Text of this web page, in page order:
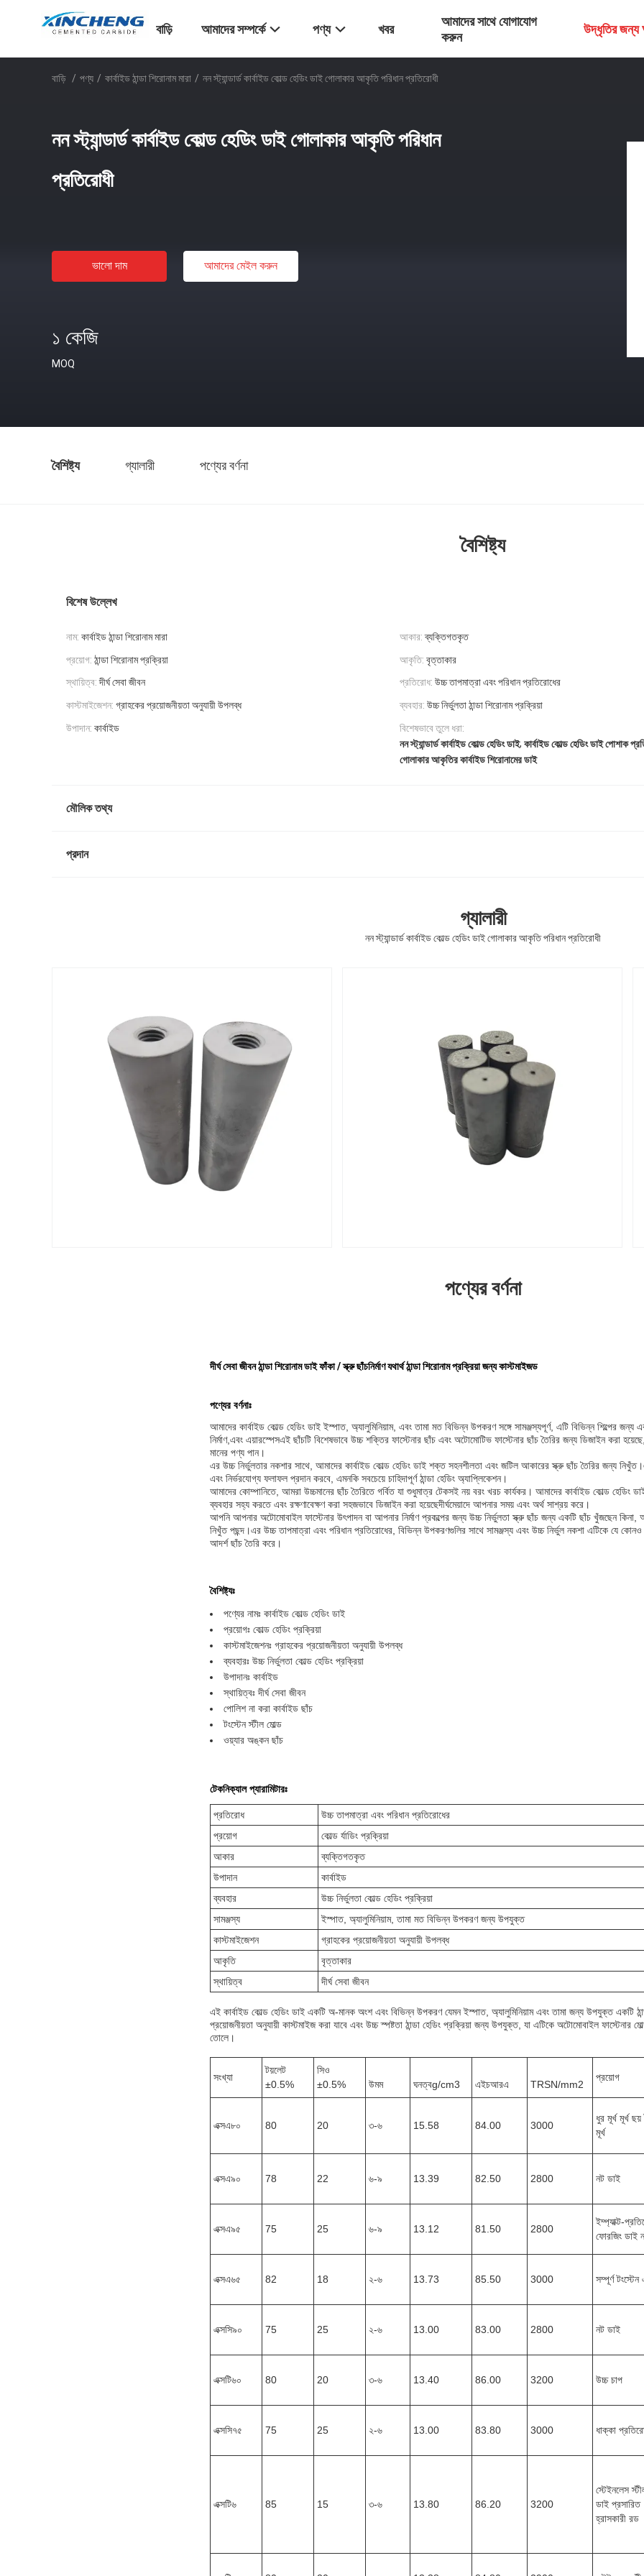
বাড়ি আমাদের সম্পর্কে পণ্য খবর
আমাদের সাথে যোগাযোগ
করুন
উদ্ধৃতির জন্য
বাড়ি / পণ্য / কার্বাইড ঠান্ডা শিরোনাম মারা / নন স্ট্যান্ডার্ড কার্বাইড কোল্ড হেডিং ডাই গোলাকার আকৃতি পরিধান প্রতিরোধী
নন স্ট্যান্ডার্ড কার্বাইড কোল্ড হেডিং ডাই গোলাকার আকৃতি পরিধান
প্রতিরোধী
ভালো দাম আমাদের মেইল ​​করুন
১ কেজি
MOQ
বৈশিষ্ট্য গ্যালারী পণ্যের বর্ণনা
বৈশিষ্ট্য
বিশেষ উল্লেখ
নাম: কার্বাইড ঠান্ডা শিরোনাম মারা আকার: ব্যক্তিগতকৃত
প্রয়োগ: ঠান্ডা শিরোনাম প্রক্রিয়া আকৃতি: বৃত্তাকার
স্থায়িত্ব: দীর্ঘ সেবা জীবন প্রতিরোধ: উচ্চ তাপমাত্রা এবং পরিধান প্রতিরোধের
কাস্টমাইজেশন: গ্রাহকের প্রয়োজনীয়তা অনুযায়ী উপলব্ধ ব্যবহার: উচ্চ নির্ভুলতা ঠান্ডা শিরোনাম প্রক্রিয়া
উপাদান: কার্বাইড
বিশেষভাবে তুলে ধরা:
নন স্ট্যান্ডার্ড কার্বাইড কোল্ড হেডিং ডাই, কার্বাইড কোল্ড হেডিং ডাই পোশাক
গোলাকার আকৃতির কার্বাইড শিরোনামের ডাই
মৌলিক তথ্য
প্রদান
গ্যালারী
নন স্ট্যান্ডার্ড কার্বাইড কোল্ড হেডিং ডাই গোলাকার আকৃতি পরিধান প্রতিরোধী
পণ্যের বর্ণনা
দীর্ঘ সেবা জীবন ঠান্ডা শিরোনাম ডাই ফাঁকা / স্ক্রু ছাঁচনির্মাণ যথার্থ ঠান্ডা শিরোনাম প্রক্রিয়া জন্য কাস্টমাইজড
পণ্যের বর্ণনাঃ
আমাদের কার্বাইড কোল্ড হেডিং ডাই ইস্পাত, অ্যালুমিনিয়াম, এবং তামা মত বিভিন্ন উপকরণ সঙ্গে সামঞ্জস্যপূর্ণ, এটি বিভিন্ন শিল্পের
নির্মাণ,এবং এয়ারস্পেসএই ছাঁচটি বিশেষভাবে উচ্চ শক্তির ফাস্টেনার ছাঁচ এবং অটোমোটিভ ফাস্টেনার ছাঁচ তৈরির জন্য ডিজাইন করা
মানের পণ্য পান।
এর উচ্চ নির্ভুলতার নকশার সাথে, আমাদের কার্বাইড কোল্ড হেডিং ডাই শক্ত সহনশীলতা এবং জটিল আকারের স্ক্রু ছাঁচ তৈরির জন্য
এবং নির্ভরযোগ্য ফলাফল প্রদান করবে, এমনকি সবচেয়ে চাহিদাপূর্ণ ঠান্ডা হেডিং অ্যাপ্লিকেশন।
আমাদের কোম্পানিতে, আমরা উচ্চমানের ছাঁচ তৈরিতে গর্বিত যা শুধুমাত্র টেকসই নয় বরং খরচ কার্যকর। আমাদের কার্বাইড কোল্ড হেডিং
ব্যবহার সহ্য করতে এবং রক্ষণাবেক্ষণ করা সহজভাবে ডিজাইন করা হয়েছেদীর্ঘমেয়াদে আপনার সময় এবং অর্থ সাশ্রয় করে।
আপনি আপনার অটোমোবাইল ফাস্টেনার উৎপাদন বা আপনার নির্মাণ প্রকল্পের জন্য উচ্চ নির্ভুলতা স্ক্রু ছাঁচ জন্য একটি ছাঁচ খুঁজছেন কিনা,
নিখুঁত পছন্দ।এর উচ্চ তাপমাত্রা এবং পরিধান প্রতিরোধের, বিভিন্ন উপকরণগুলির সাথে সামঞ্জস্য এবং উচ্চ নির্ভুল নকশা এটিকে যে কোনও
আদর্শ ছাঁচ তৈরি করে।
বৈশিষ্ট্যঃ
পণ্যের নামঃ কার্বাইড কোল্ড হেডিং ডাই
প্রয়োগঃ কোল্ড হেডিং প্রক্রিয়া
কাস্টমাইজেশনঃ গ্রাহকের প্রয়োজনীয়তা অনুযায়ী উপলব্ধ
ব্যবহারঃ উচ্চ নির্ভুলতা কোল্ড হেডিং প্রক্রিয়া
উপাদানঃ কার্বাইড
স্থায়িত্বঃ দীর্ঘ সেবা জীবন
পোলিশ না করা কার্বাইড ছাঁচ
টংস্টেন স্টীল মোল্ড
ওয়্যার অঙ্কন ছাঁচ
টেকনিক্যাল প্যারামিটারঃ
প্রতিরোধ
উচ্চ তাপমাত্রা এবং পরিধান প্রতিরোধের
প্রয়োগ
কোল্ড র্যাডিং প্রক্রিয়া
আকার
ব্যক্তিগতকৃত
উপাদান
কার্বাইড
ব্যবহার
উচ্চ নির্ভুলতা কোল্ড হেডিং প্রক্রিয়া
সামঞ্জস্য
ইস্পাত, অ্যালুমিনিয়াম, তামা মত বিভিন্ন উপকরণ জন্য উপযুক্ত
কাস্টমাইজেশন
গ্রাহকের প্রয়োজনীয়তা অনুযায়ী উপলব্ধ
আকৃতি
বৃত্তাকার
স্থায়িত্ব
দীর্ঘ সেবা জীবন
এই কার্বাইড কোল্ড হেডিং ডাই একটি অ-মানক অংশ এবং বিভিন্ন উপকরণ যেমন ইস্পাত, অ্যালুমিনিয়াম এবং তামা জন্য উপযুক্ত একটি
প্রয়োজনীয়তা অনুযায়ী কাস্টমাইজ করা যাবে এবং উচ্চ স্পষ্টতা ঠান্ডা হেডিং প্রক্রিয়া জন্য উপযুক্ত, যা এটিকে অটোমোবাইল ফাস্টেনার
তোলে।
সংখ্যা
টয়লেট
±0.5%
সিও
±0.5%
উমম ঘনত্বg/cm3 এইচআরএ TRSN/mm2
প্রয়োগ
এক্সএ৮০ 80 20 ৩-৬ 15.58 84.00 3000
ধুর মূর্খ মূর্খ
মূর্খ
এক্সএ৯০ 78 22 ৬-৯ 13.39 82.50 2800 নট ডাই
এক্সএ৯৫ 75 25 ৬-৯ 13.12 81.50 2800
ইম্প্যাক্ট-
ফোরজিং ডাই
এক্সএ৬৫ 82 18 ২-৬ 13.73 85.50 3000 সম্পূর্ণ
এক্সসি৯০ 75 25 ২-৬ 13.00 83.00 2800 নট ডাই
এক্সটি৬০ 80 20 ৩-৬ 13.40 86.00 3200 উচ্চ চাপ
এক্সসি৭৫ 75 25 ২-৬ 13.00 83.80 3000 ধাক্কা
এক্সটি৬ 85 15 ৩-৬ 13.80 86.20 3200
স্টেইনলেস
ডাই প্রসারিত
হ্রাসকারী রড